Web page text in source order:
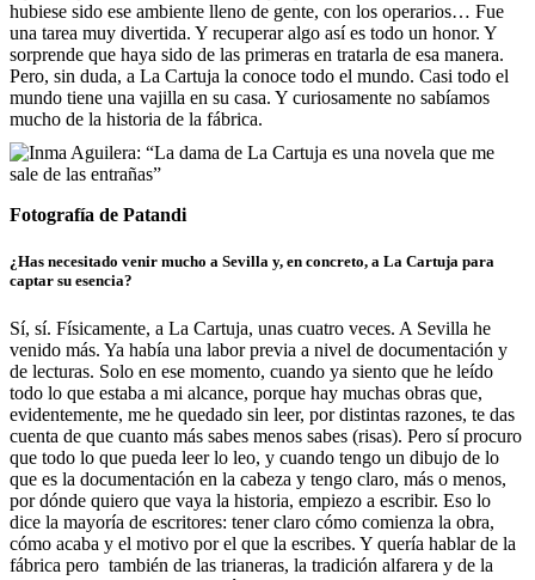
hubiese sido ese ambiente lleno de gente, con los operarios… Fue
una tarea muy divertida. Y recuperar algo así es todo un honor. Y
sorprende que haya sido de las primeras en tratarla de esa manera.
Pero, sin duda, a La Cartuja la conoce todo el mundo. Casi todo el
mundo tiene una vajilla en su casa. Y curiosamente no sabíamos
mucho de la historia de la fábrica.
Fotografía de Patandi
¿Has necesitado venir mucho a Sevilla y, en concreto, a La Cartuja para
captar su esencia?
Sí, sí. Físicamente, a La Cartuja, unas cuatro veces. A Sevilla he
venido más. Ya había una labor previa a nivel de documentación y
de lecturas. Solo en ese momento, cuando ya siento que he leído
todo lo que estaba a mi alcance, porque hay muchas obras que,
evidentemente, me he quedado sin leer, por distintas razones, te das
cuenta de que cuanto más sabes menos sabes (risas). Pero sí procuro
que todo lo que pueda leer lo leo, y cuando tengo un dibujo de lo
que es la documentación en la cabeza y tengo claro, más o menos,
por dónde quiero que vaya la historia, empiezo a escribir. Eso lo
dice la mayoría de escritores: tener claro cómo comienza la obra,
cómo acaba y el motivo por el que la escribes. Y quería hablar de la
fábrica pero también de las trianeras, la tradición alfarera y de la